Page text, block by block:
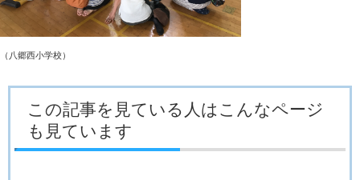
（八郷西小学校）
この記事を見ている人はこんなページ
も見ています